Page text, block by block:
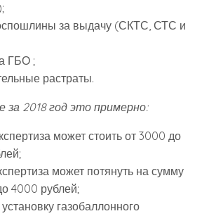
за выдачу (СКТС, СТС и
ГБО ;
растраты.
за 2018 год это примерно:
может стоить от 3000 до
может потянуть на сумму
4000 рублей;
газобаллонного